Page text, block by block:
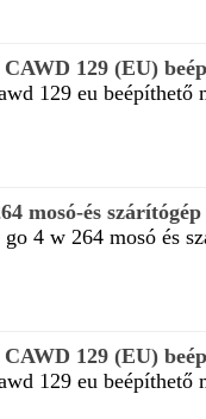
129 (EU)
129 eu beépíthető
mosó-és szárítógép
4 w 264 mosó és
129 (EU)
129 eu beépíthető